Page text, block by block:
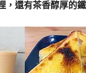
，還有茶香醇厚的